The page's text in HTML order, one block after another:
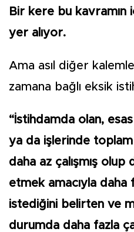
Bir kere bu kavramın
yer alıyor.
Ama asıl diğer
zamana bağlı eksik
“İstihdamda olan,
ya da işlerinde
daha az çalışmış
etmek amacıyla daha
istediğini belirten ve
durumda daha fazla